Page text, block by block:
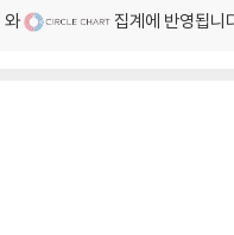
와 집계에 반영됩니